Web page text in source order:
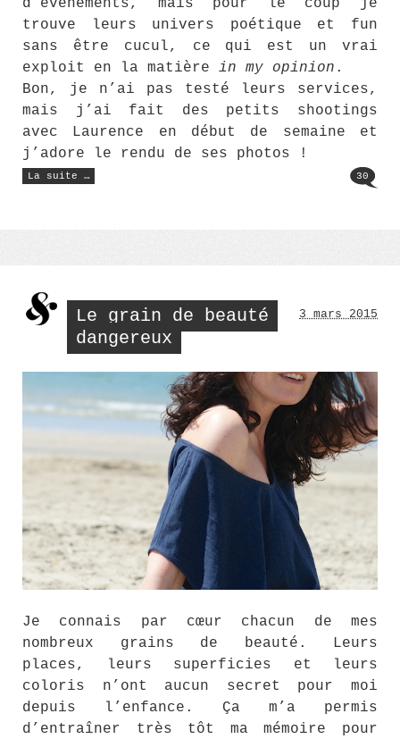
d’événements, mais pour le coup je
trouve leurs univers poétique et fun
sans être cucul, ce qui est un vrai
exploit en la matière in my opinion .
Bon, je n’ai pas testé leurs services,
mais j’ai fait des petits shootings
avec Laurence en début de semaine et
j’adore le rendu de ses photos !
La suite …
« Le
Jean-
30
Le grain de beauté
dangereux
3 mars 2015
Je connais par cœur chacun de mes
nombreux grains de beauté. Leurs
places, leurs superficies et leurs
coloris n’ont aucun secret pour moi
depuis l’enfance. Ça m’a permis
d’entraîner très tôt ma mémoire pour